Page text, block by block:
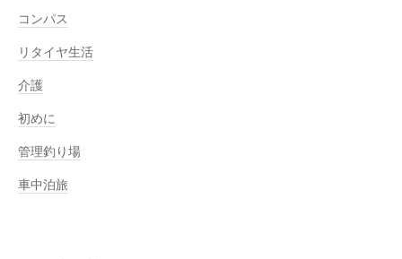
コンパス
リタイヤ生活
介護
初めに
管理釣り場
車中泊旅